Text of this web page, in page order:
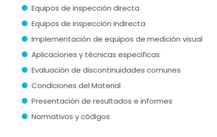
Equipos de inspección directa
Equipos de inspección indirecta
Implementación de equipos de medición visual
Aplicaciones y técnicas especificas
Evaluación de discontinuidades comunes
Condiciones del Material
Presentación de resultados e informes
Normativos y códigos